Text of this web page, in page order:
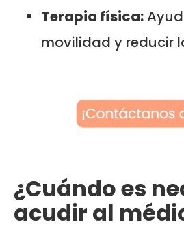
Terapia física:
movilidad y reducir
¿Cuándo es
acudir al